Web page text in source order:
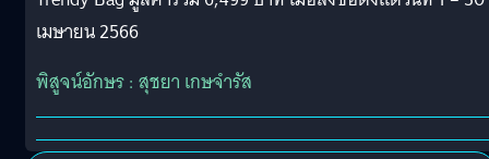
เมษายน 2566
พิสูจน์อักษร : สุชยา เกษจำรัส